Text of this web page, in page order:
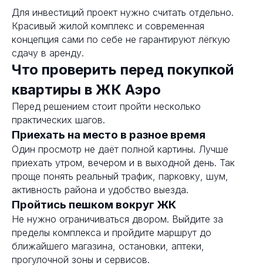
Для инвестиций проект нужно считать отдельно.
Красивый жилой комплекс и современная
концепция сами по себе не гарантируют лёгкую
сдачу в аренду.
Что проверить перед покупкой
квартиры в ЖК Аэро
Перед решением стоит пройти несколько
практических шагов.
Приехать на место в разное время
Один просмотр не даёт полной картины. Лучше
приехать утром, вечером и в выходной день. Так
проще понять реальный трафик, парковку, шум,
активность района и удобство выезда.
Пройтись пешком вокруг ЖК
Не нужно ограничиваться двором. Выйдите за
пределы комплекса и пройдите маршрут до
ближайшего магазина, остановки, аптеки,
прогулочной зоны и сервисов.